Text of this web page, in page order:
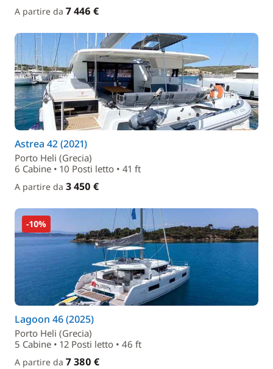
A partire da 7 446 €
Astrea 42 (2021)
Porto Heli (Grecia)
6 Cabine • 10 Posti letto • 41 ft
A partire da 3 450 €
-10%
Lagoon 46 (2025)
Porto Heli (Grecia)
5 Cabine • 12 Posti letto • 46 ft
A partire da 7 380 €